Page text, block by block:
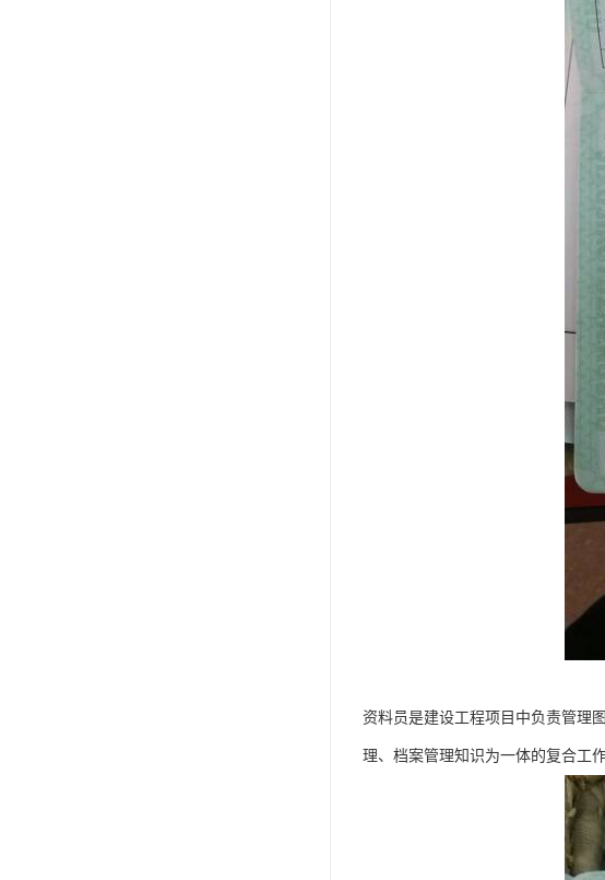
资料员是建设工程项目中负责管理
理、档案管理知识为一体的复合工